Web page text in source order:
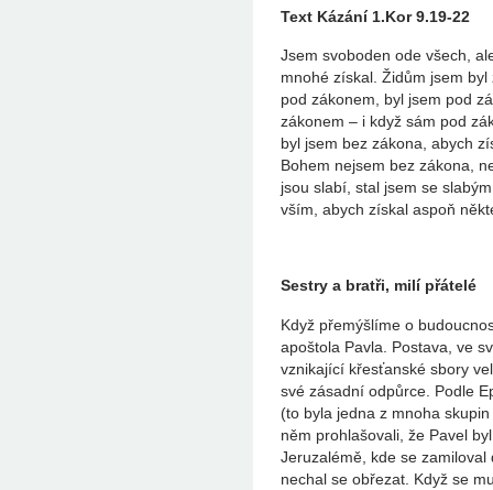
Text Kázání 1.Kor 9.19-22
Jsem svoboden ode všech,
mnohé získal. Židům jsem
pod zákonem, byl jsem pod
zákonem – i když sám pod
byl jsem bez zákona, abych
Bohem nejsem bez zákona,
jsou slabí, stal jsem se
vším, abych získal aspoň
Sestry a bratři, milí přátelé
Když přemýšlíme o
apoštola Pavla. Postava, ve
vznikající křesťanské sbory
své zásadní odpůrce. Podle
(to byla jedna z mnoha
něm prohlašovali, že Pavel
Jeruzalémě, kde se
nechal se obřezat. Když se